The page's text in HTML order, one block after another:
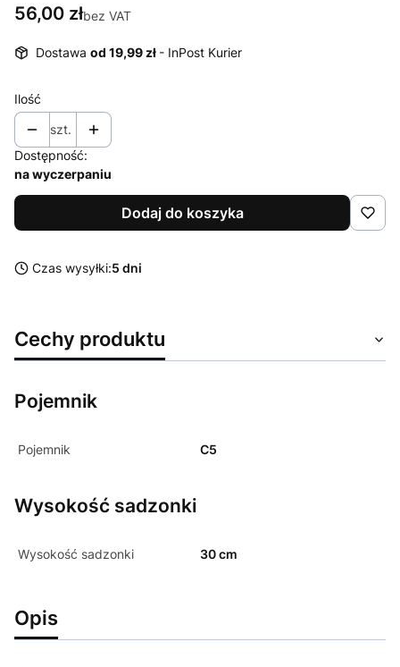
Cena
56,00 złbez VAT
Dostawa od 19,99 zł - InPost Kurier
Ilość
szt.
Dostępność:
na wyczerpaniu
Dodaj do koszyka
Czas wysyłki:5 dni
Cechy produktu
Pojemnik
Pojemnik C5
Wysokość sadzonki
Wysokość sadzonki 30 cm
Opis